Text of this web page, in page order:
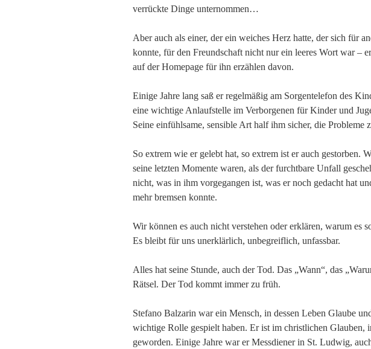
verrückte Dinge unternommen…
Aber auch als einer, der ein weiches Herz hatte, der sich für
konnte, für den Freundschaft nicht nur ein leeres Wort war –
auf der Homepage für ihn erzählen davon.
Einige Jahre lang saß er regelmäßig am Sorgentelefon des
eine wichtige Anlaufstelle im Verborgenen für Kinder und
Seine einfühlsame, sensible Art half ihm sicher, die Probleme
So extrem wie er gelebt hat, so extrem ist er auch gestorben.
seine letzten Momente waren, als der furchtbare Unfall
nicht, was in ihm vorgegangen ist, was er noch gedacht hat
mehr bremsen konnte.
Wir können es auch nicht verstehen oder erklären, warum es
Es bleibt für uns unerklärlich, unbegreiflich, unfassbar.
Alles hat seine Stunde, auch der Tod. Das „Wann“, das
Rätsel. Der Tod kommt immer zu früh.
Stefano Balzarin war ein Mensch, in dessen Leben Glaube
wichtige Rolle gespielt haben. Er ist im christlichen Glauben,
geworden. Einige Jahre war er Messdiener in St. Ludwig,